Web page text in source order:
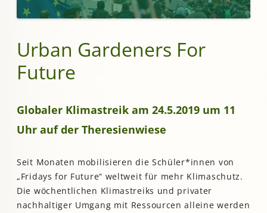
Urban Gardeners For
Future
Globaler Klimastreik am 24.5.2019 um 11
Uhr auf der Theresienwiese
Seit Monaten mobilisieren die Schüler*innen von
„Fridays for Future“ weltweit für mehr Klimaschutz.
Die wöchentlichen Klimastreiks und privater
nachhaltiger Umgang mit Ressourcen alleine werden